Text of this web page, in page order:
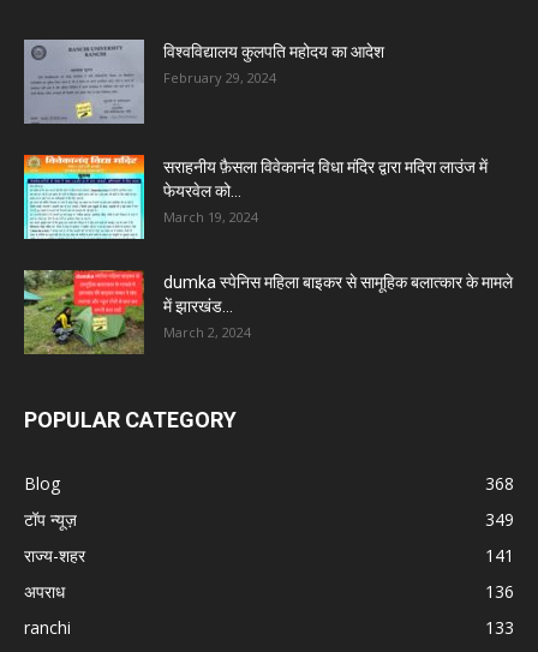
विश्वविद्यालय कुलपति महोदय का आदेश
February 29, 2024
सराहनीय फ़ैसला विवेकानंद विधा मंदिर द्वारा मदिरा लाउंज में
फेयरवेल को...
March 19, 2024
dumka स्पेनिस महिला बाइकर से सामूहिक बलात्कार के मामले
में झारखंड...
March 2, 2024
POPULAR CATEGORY
Blog
368
टॉप न्यूज़
349
राज्य-शहर
141
अपराध
136
ranchi
133